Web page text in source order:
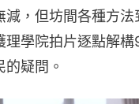
減，但坊間各種方法
理學院拍片逐點解構
疑問。